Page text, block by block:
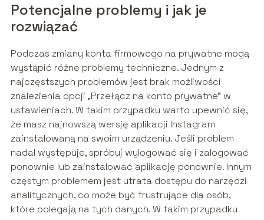
Potencjalne problemy i jak je
rozwiązać
Podczas zmiany konta firmowego na prywatne mogą
wystąpić różne problemy techniczne. Jednym z
najczęstszych problemów jest brak możliwości
znalezienia opcji „Przełącz na konto prywatne” w
ustawieniach. W takim przypadku warto upewnić się,
że masz najnowszą wersję aplikacji Instagram
zainstalowaną na swoim urządzeniu. Jeśli problem
nadal występuje, spróbuj wylogować się i zalogować
ponownie lub zainstalować aplikację ponownie. Innym
częstym problemem jest utrata dostępu do narzędzi
analitycznych, co może być frustrujące dla osób,
które polegają na tych danych. W takim przypadku